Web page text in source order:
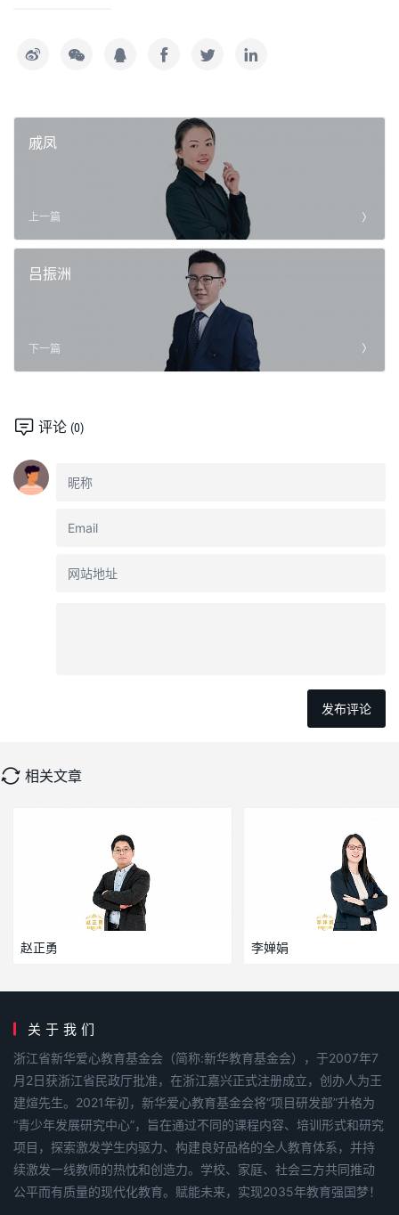
戚凤
上一篇
吕振洲
下一篇
评论 (0)
相关文章
赵正勇 李婵娟
关于我们
浙江省新华爱心教育基金会（简称:新华教育基金会），于2007年7
月2日获浙江省民政厅批准，在浙江嘉兴正式注册成立，创办人为王
建煊先生。2021年初，新华爱心教育基金会将“项目研发部”升格为
“青少年发展研究中心”，旨在通过不同的课程内容、培训形式和研究
项目，探索激发学生内驱力、构建良好品格的全人教育体系，并持
续激发一线教师的热忱和创造力。学校、家庭、社会三方共同推动
公平而有质量的现代化教育。赋能未来，实现2035年教育强国梦！